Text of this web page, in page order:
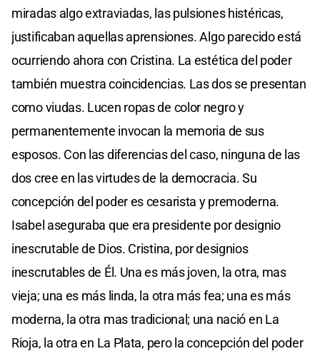
miradas algo extraviadas, las pulsiones histéricas,
justificaban aquellas aprensiones. Algo parecido está
ocurriendo ahora con Cristina. La estética del poder
también muestra coincidencias. Las dos se presentan
como viudas. Lucen ropas de color negro y
permanentemente invocan la memoria de sus
esposos. Con las diferencias del caso, ninguna de las
dos cree en las virtudes de la democracia. Su
concepción del poder es cesarista y premoderna.
Isabel aseguraba que era presidente por designio
inescrutable de Dios. Cristina, por designios
inescrutables de Él. Una es más joven, la otra, mas
vieja; una es más linda, la otra más fea; una es más
moderna, la otra mas tradicional; una nació en La
Rioja, la otra en La Plata, pero la concepción del poder